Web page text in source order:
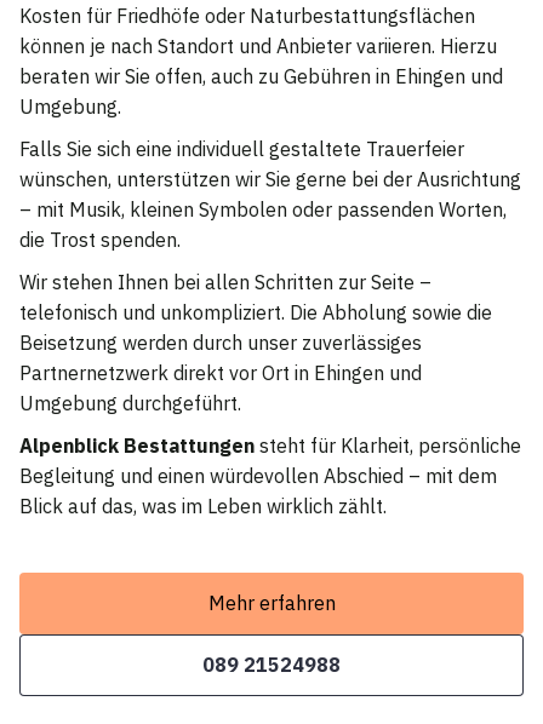
Kosten für Friedhöfe oder Naturbestattungsflächen
können je nach Standort und Anbieter variieren. Hierzu
beraten wir Sie offen, auch zu Gebühren in Ehingen und
Umgebung.
Falls Sie sich eine individuell gestaltete Trauerfeier
wünschen, unterstützen wir Sie gerne bei der Ausrichtung
– mit Musik, kleinen Symbolen oder passenden Worten,
die Trost spenden.
Wir stehen Ihnen bei allen Schritten zur Seite –
telefonisch und unkompliziert. Die Abholung sowie die
Beisetzung werden durch unser zuverlässiges
Partnernetzwerk direkt vor Ort in Ehingen und
Umgebung durchgeführt.
Alpenblick Bestattungen steht für Klarheit, persönliche
Begleitung und einen würdevollen Abschied – mit dem
Blick auf das, was im Leben wirklich zählt.
Mehr erfahren
089 21524988